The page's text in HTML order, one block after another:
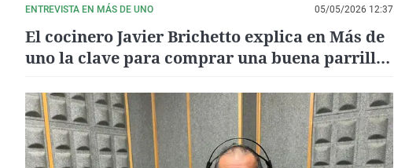
ENTREVISTA EN MÁS DE UNO 05/05/2026 12:37
El cocinero Javier Brichetto explica en Más de
uno la clave para comprar una buena parrilla: